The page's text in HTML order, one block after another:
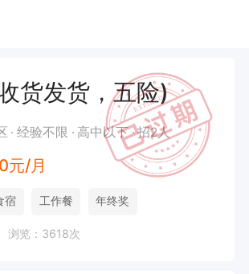
货发货，五险)
经验不限 高中以下 招2人
/月
宿 工作餐 年终奖
浏览：3618次